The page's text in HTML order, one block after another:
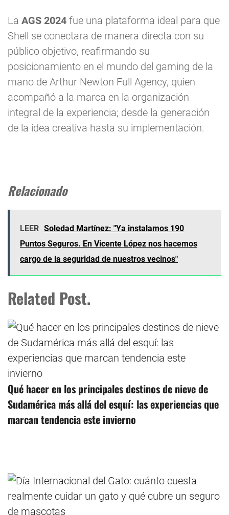
La AGS 2024 fue una plataforma ideal para que
Shell se conectara de manera directa con su
público objetivo, reafirmando su
posicionamiento en el mundo del gaming de la
mano de Arthur Newton Full Agency, quien
acompañó a la marca en la organización
integral de la experiencia; desde la generación
de la idea creativa hasta su implementación.
Relacionado
LEER Soledad Martínez: "Ya instalamos 190
Puntos Seguros. En Vicente López nos hacemos
cargo de la seguridad de nuestros vecinos"
Related Post.
Qué hacer en los principales destinos de nieve de
Sudamérica más allá del esquí: las experiencias que
marcan tendencia este invierno